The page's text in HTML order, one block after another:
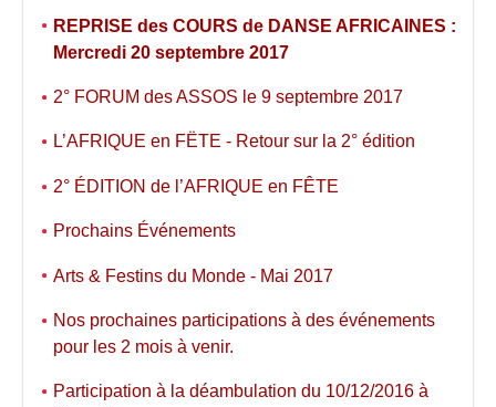
REPRISE des COURS de DANSE AFRICAINES :
Mercredi 20 septembre 2017
2° FORUM des ASSOS le 9 septembre 2017
L’AFRIQUE en FËTE - Retour sur la 2° édition
2° ÉDITION de l’AFRIQUE en FÊTE
Prochains Événements
Arts & Festins du Monde - Mai 2017
Nos prochaines participations à des événements
pour les 2 mois à venir.
Participation à la déambulation du 10/12/2016 à